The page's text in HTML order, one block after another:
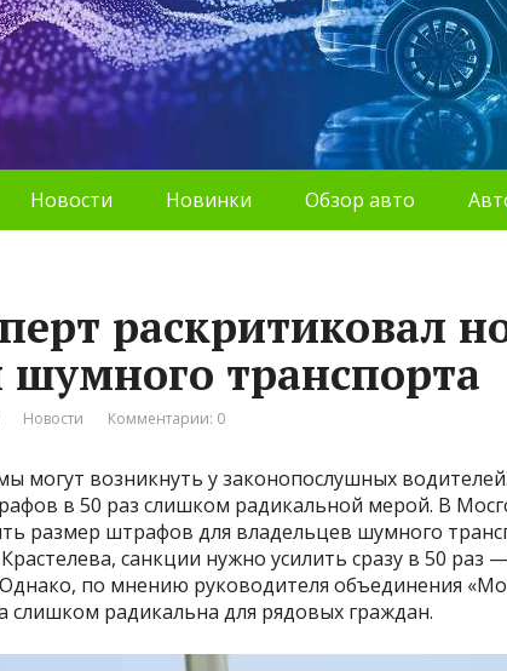
Новости Новинки Обзор авто
раскритиковал
шумного транспорта
Новости Комментарии: 0
могут возникнуть у законопослушных
в 50 раз слишком радикальной мерой. В
размер штрафов для владельцев шумного
санкции нужно усилить сразу в 50 раз
по мнению руководителя объединения
слишком радикальна для рядовых граждан.